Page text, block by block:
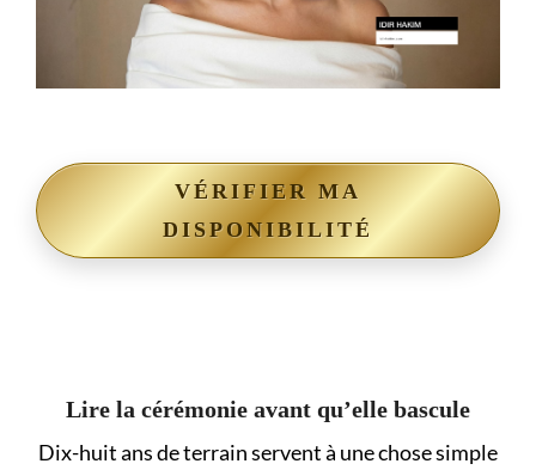
VÉRIFIER MA
DISPONIBILITÉ
Lire la cérémonie avant qu’elle bascule
Dix-huit ans de terrain servent à une chose simple